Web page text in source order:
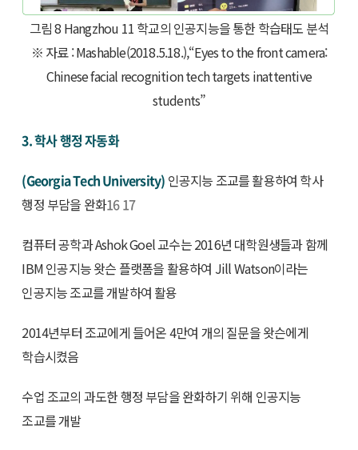
그림 8 Hangzhou 11 학교의 인공지능을 통한 학습태도 분석
※ 자료 : Mashable(2018.5.18.),“Eyes to the front camera:
Chinese facial recognition tech targets inattentive
students”
3. 학사 행정 자동화
(Georgia Tech University) 인공지능 조교를 활용하여 학사
행정 부담을 완화1617
컴퓨터 공학과 Ashok Goel 교수는 2016년 대학원생들과 함께
IBM 인공지능 왓슨 플랫폼을 활용하여 Jill Watson이라는
인공지능 조교를 개발하여 활용
2014년부터 조교에게 들어온 4만여 개의 질문을 왓슨에게
학습시켰음
수업 조교의 과도한 행정 부담을 완화하기 위해 인공지능
조교를 개발